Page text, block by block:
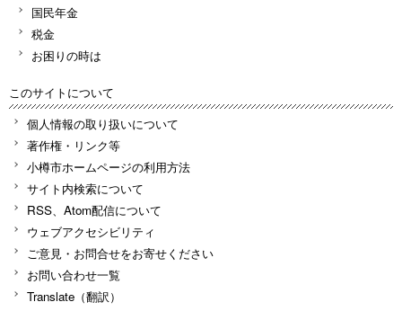
国民年金
税金
お困りの時は
このサイトについて
個人情報の取り扱いについて
著作権・リンク等
小樽市ホームページの利用方法
サイト内検索について
RSS、Atom配信について
ウェブアクセシビリティ
ご意見・お問合せをお寄せください
お問い合わせ一覧
Translate（翻訳）